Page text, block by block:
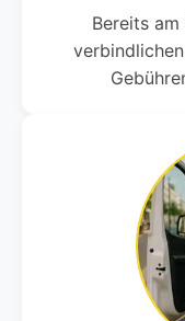
Bereits